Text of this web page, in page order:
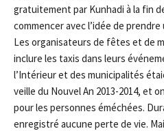
gratuitement par Kunhadi à la fin
commencer avec l’idée de
Les organisateurs de fêtes et de
inclure les taxis dans leurs
l’Intérieur et des municipalités
veille du Nouvel An 2013-2014, et
pour les personnes éméchées.
enregistré aucune perte de vie.